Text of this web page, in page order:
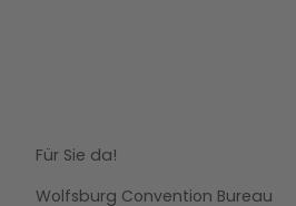
Für Sie da!
Wolfsburg Convention Bureau